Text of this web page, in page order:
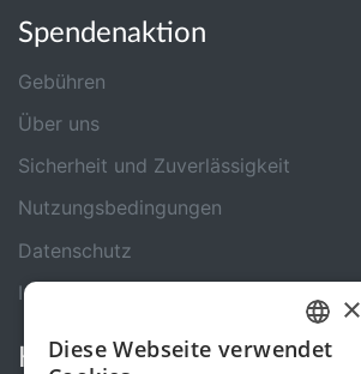
Spendenaktion
Gebühren
Über uns
Sicherheit und Zuverlässigkeit
Nutzungsbedingungen
Datenschutz
Impressum
Kontakt GERMAN
×
Diese Webseite verwendet